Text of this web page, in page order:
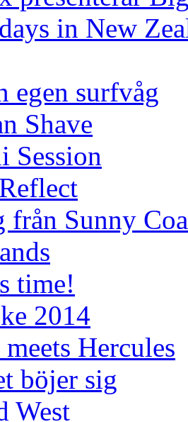
in New
egen surfvåg
Shave
Session
från Sunny
time!
2014
Hercules
böjer sig
West